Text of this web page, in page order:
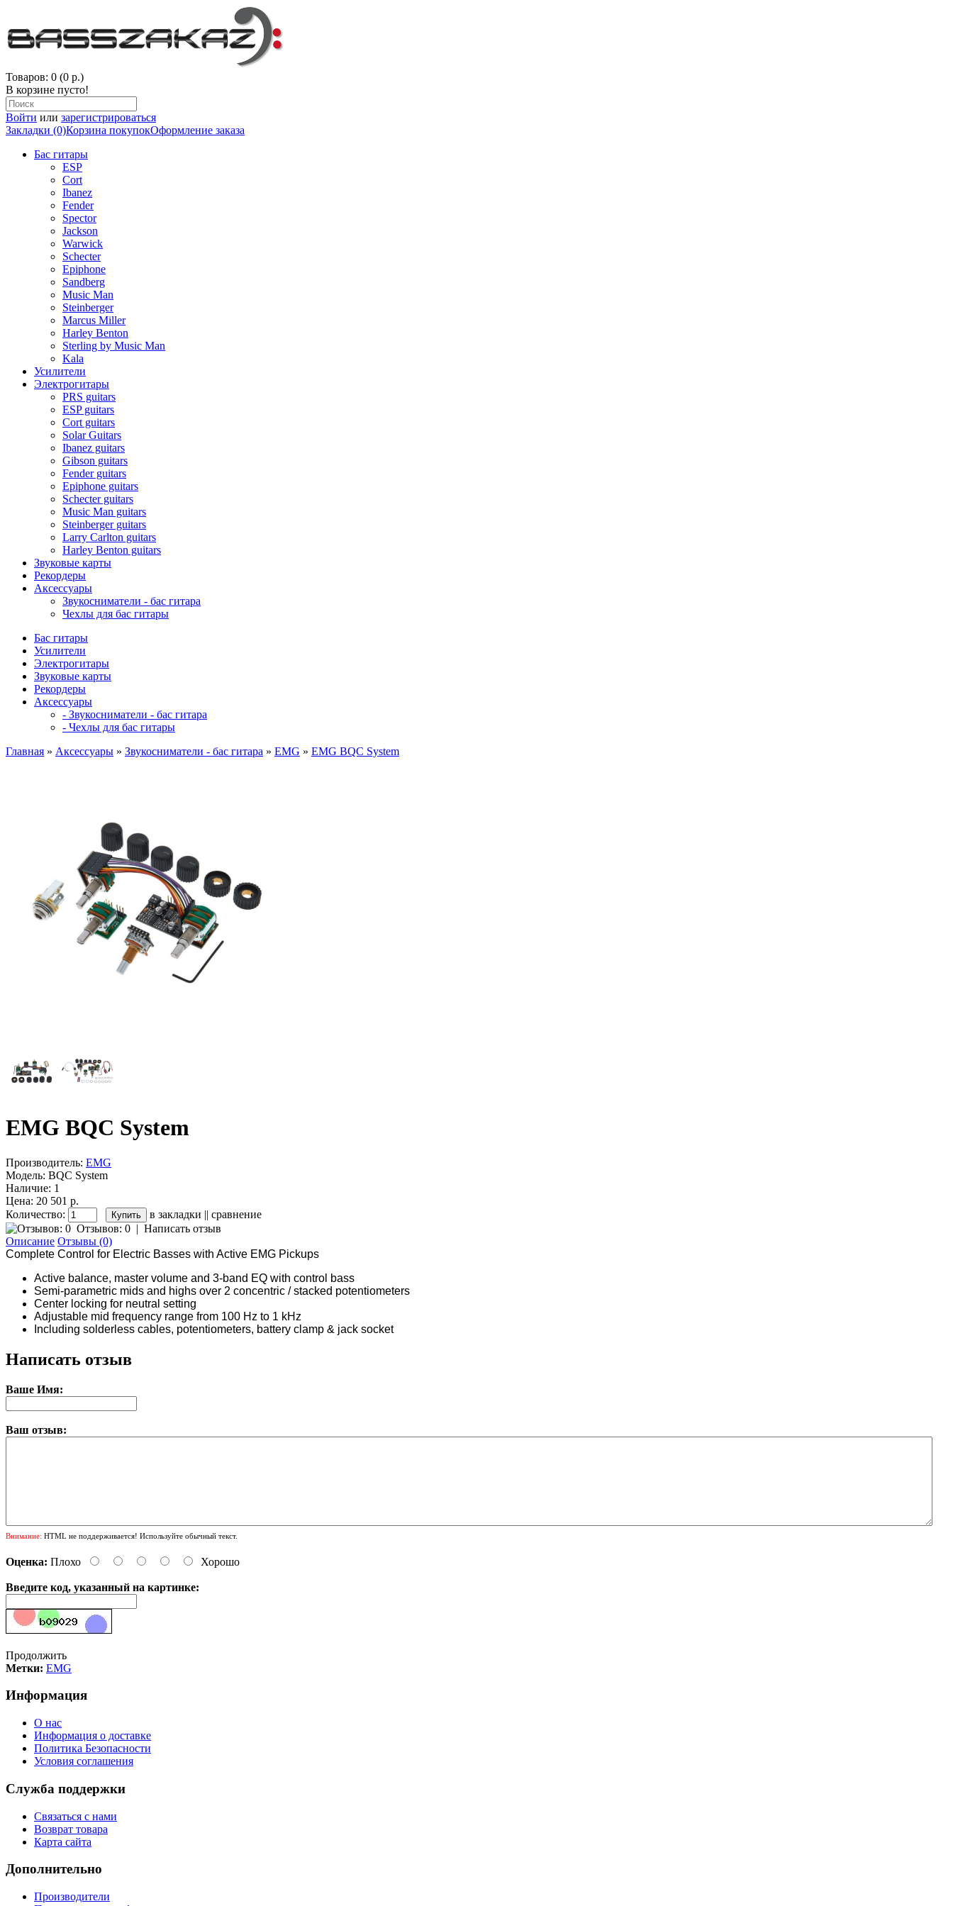
Товаров: 0 (0 р.)
В корзине пусто!
Войти или зарегистрироваться
Закладки (0)Корзина покупокОформление заказа
Бас гитары
ESP
Cort
Ibanez
Fender
Spector
Jackson
Warwick
Schecter
Epiphone
Sandberg
Music Man
Steinberger
Marcus Miller
Harley Benton
Sterling by Music Man
Kala
Усилители
Электрогитары
PRS guitars
ESP guitars
Cort guitars
Solar Guitars
Ibanez guitars
Gibson guitars
Fender guitars
Epiphone guitars
Schecter guitars
Music Man guitars
Steinberger guitars
Larry Carlton guitars
Harley Benton guitars
Звуковые карты
Рекордеры
Аксессуары
Звукосниматели - бас гитара
Чехлы для бас гитары
Бас гитары
Усилители
Электрогитары
Звуковые карты
Рекордеры
Аксессуары
- Звукосниматели - бас гитара
- Чехлы для бас гитары
Главная » Аксессуары » Звукосниматели - бас гитара » EMG » EMG BQC System
EMG BQC System
Производитель: EMG
Модель: BQC System
Наличие: 1
Цена: 20 501 р.
Количество:
в закладки || сравнение
Отзывов: 0 | Написать отзыв
Описание Отзывы (0)
Complete Control for Electric Basses with Active EMG Pickups
Active balance, master volume and 3-band EQ with control bass
Semi-parametric mids and highs over 2 concentric / stacked potentiometers
Center locking for neutral setting
Adjustable mid frequency range from 100 Hz to 1 kHz
Including solderless cables, potentiometers, battery clamp & jack socket
Написать отзыв
Ваше Имя:
Ваш отзыв:
Внимание: HTML не поддерживается! Используйте обычный текст.
Оценка: Плохо Хорошо
Введите код, указанный на картинке:
Продолжить
Метки: EMG
Информация
О нас
Информация о доставке
Политика Безопасности
Условия соглашения
Служба поддержки
Связаться с нами
Возврат товара
Карта сайта
Дополнительно
Производители